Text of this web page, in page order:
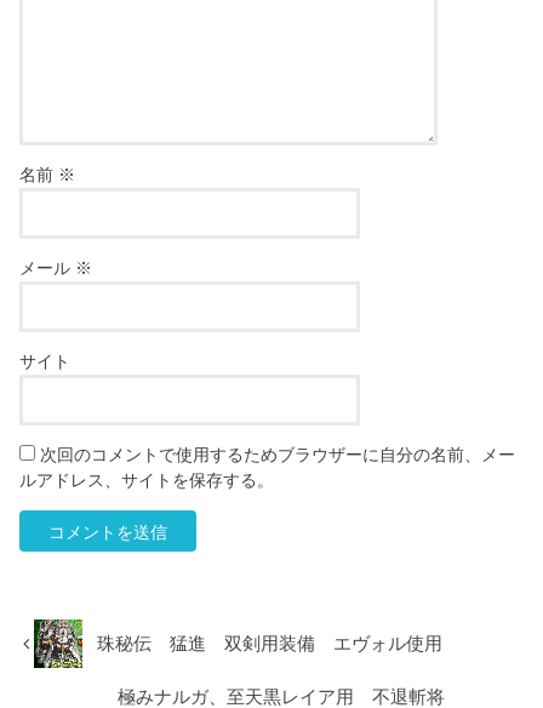
名前 ※
メール ※
サイト
次回のコメントで使用するためブラウザーに自分の名前、メー
ルアドレス、サイトを保存する。
珠秘伝 猛進 双剣用装備 エヴォル使用
極みナルガ、至天黒レイア用 不退斬将